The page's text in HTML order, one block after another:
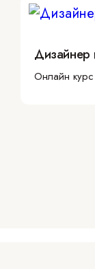
Дизайнер
Онлайн курс